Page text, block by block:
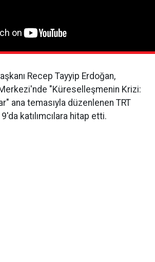
Recep Tayyip Erdoğan,
"Küreselleşmenin Krizi:
ana temasıyla düzenlenen TRT
katılımcılara hitap etti.